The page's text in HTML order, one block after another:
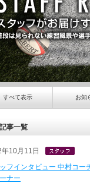
すべて表示 お知
事一覧
10月11日
フインタビュー 中村コー
ナー